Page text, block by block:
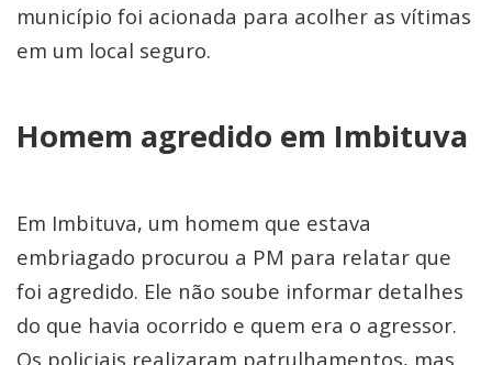
município foi acionada para acolher as vítimas
em um local seguro.
Homem agredido em Imbituva
Em Imbituva, um homem que estava
embriagado procurou a PM para relatar que
foi agredido. Ele não soube informar detalhes
do que havia ocorrido e quem era o agressor.
Os policiais realizaram patrulhamentos, mas